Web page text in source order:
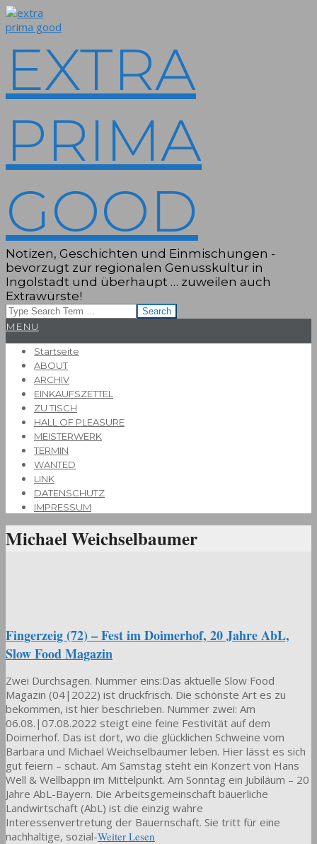
Skip
to
EXTRA
PRIMA
GOOD
Notizen, Geschichten und Einmischungen -
bevorzugt zur regionalen Genusskultur in
Ingolstadt und überhaupt … zuweilen auch
Extrawürste!
Search
Primary
Menu
MENU
Startseite
ABOUT
ARCHIV
EINKAUFSZETTEL
ZU TISCH
HALL OF PLEASURE
MEISTERWERK
TERMIN
WANTED
LINK
DATENSCHUTZ
IMPRESSUM
Michael Weichselbaumer
Fingerzeig (72) – Fest im Doimerhof, 20 Jahre AbL,
Slow Food Magazin
Zwei Durchsagen. Nummer eins:Das aktuelle Slow Food
Magazin (04|2022) ist druckfrisch. Die schönste Art es zu
bekommen, ist hier beschrieben. Nummer zwei: Am
06.08.|07.08.2022 steigt eine feine Festivität auf dem
Doimerhof. Das ist dort, wo die glücklichen Schweine vom
Barbara und Michael Weichselbaumer leben. Hier lässt es sich
gut feiern – schaut. Am Samstag steht ein Konzert von Hans
Well & Wellbappn im Mittelpunkt. Am Sonntag ein Jubiläum – 20
Jahre AbL-Bayern. Die Arbeitsgemeinschaft bäuerliche
Landwirtschaft (AbL) ist die einzig wahre
Interessenvertretung der Bauernschaft. Sie tritt für eine
nachhaltige, sozial-Weiter Lesen